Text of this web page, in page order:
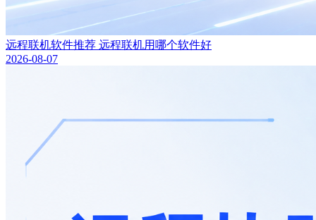
远程联机软件推荐 远程联机用哪个软件好
2026-08-07